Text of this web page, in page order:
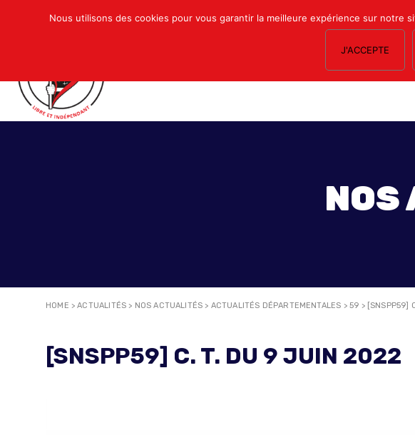
NOS SECTIONS LE
NOS
HOME >ACTUALITÉS > NOS ACTUALITÉS > ACTUALITÉS DÉPARTEMENTALES > 59 > [SNSPP59]
[SNSPP59] C. T. DU 9 JUIN 2022
Nous utilisons des cookies pour vous garantir la meilleure expérience sur
J'ACCEPTE